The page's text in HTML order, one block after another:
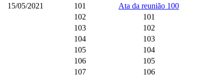
15/05/2021
101
Ata da reunião 100
102
101
103
102
104
103
105
104
106
105
107
106